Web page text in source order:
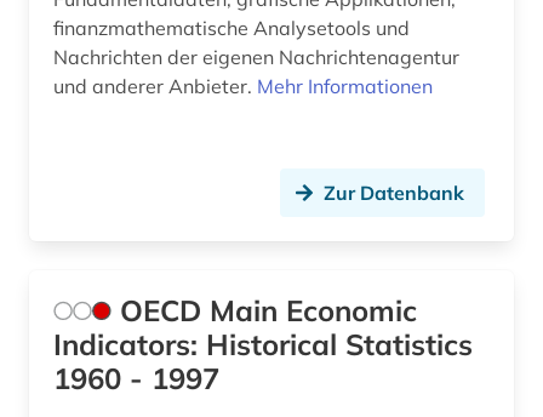
finanzmathematische Analysetools und
Nachrichten der eigenen Nachrichtenagentur
und anderer Anbieter. Mehr Informationen
Zur Datenbank
OECD Main Economic
Indicators: Historical Statistics
1960 - 1997